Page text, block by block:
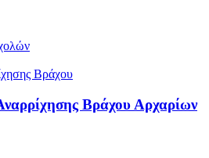
Βράχου
Βράχου Αρχαρίων